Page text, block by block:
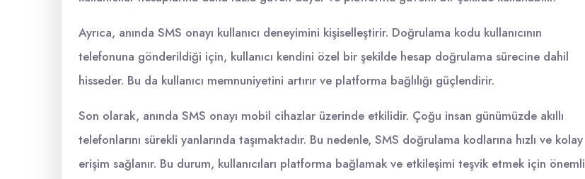
Ayrıca, anında SMS onayı kullanıcı deneyimini kişiselleştirir. Doğrulama kodu kullanıcının
telefonuna gönderildiği için, kullanıcı kendini özel bir şekilde hesap doğrulama sürecine dahil
hisseder. Bu da kullanıcı memnuniyetini artırır ve platforma bağlılığı güçlendirir.
Son olarak, anında SMS onayı mobil cihazlar üzerinde etkilidir. Çoğu insan günümüzde akıllı
telefonlarını sürekli yanlarında taşımaktadır. Bu nedenle, SMS doğrulama kodlarına hızlı ve kolay
erişim sağlanır. Bu durum, kullanıcıları platforma bağlamak ve etkileşimi teşvik etmek için önemli